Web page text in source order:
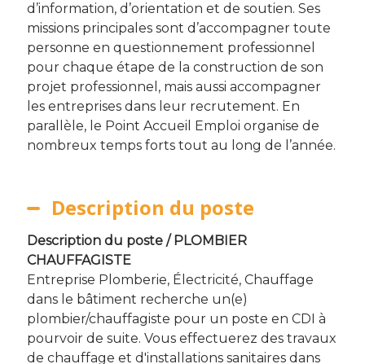
d’information, d’orientation et de soutien. Ses
missions principales sont d’accompagner toute
personne en questionnement professionnel
pour chaque étape de la construction de son
projet professionnel, mais aussi accompagner
les entreprises dans leur recrutement. En
parallèle, le Point Accueil Emploi organise de
nombreux temps forts tout au long de l’année.
Description du poste
Description du poste / PLOMBIER
CHAUFFAGISTE
Entreprise Plomberie, Électricité, Chauffage
dans le bâtiment recherche un(e)
plombier/chauffagiste pour un poste en CDI à
pourvoir de suite. Vous effectuerez des travaux
de chauffage et d'installations sanitaires dans